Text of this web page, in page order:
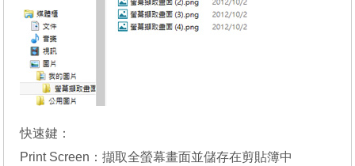
快速鍵：
Print Screen：擷取全螢幕畫面並儲存在剪貼簿中